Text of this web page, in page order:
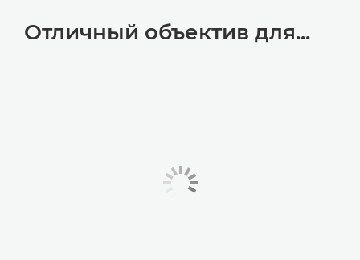
Отличный объектив для...